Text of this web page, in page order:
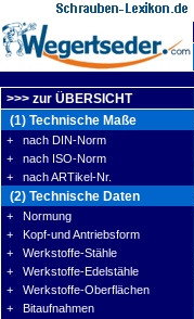
>>> zur ÜBERSICHT
(1) Technische Maße
+ nach DIN-Norm
+ nach ISO-Norm
+ nach ARTikel-Nr.
(2) Technische Daten
+ Normung
+ Kopf-und Antriebsform
+ Werkstoffe-Stähle
+ Werkstoffe-Edelstähle
+ Werkstoffe-Oberflächen
+ Bitaufnahmen